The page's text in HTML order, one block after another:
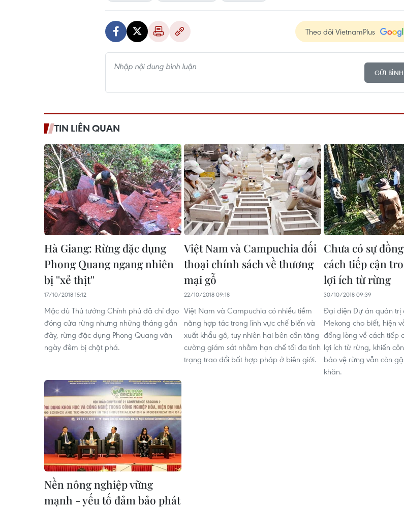
Theo dõi VietnamPlus
GỬI
TIN LIÊN QUAN
Hà Giang: Rừng đặc dụng
Phong Quang ngang nhiên
bị ''xẻ thịt''
17/10/2018 15:12
Mặc dù Thủ tướng Chính phủ đã chỉ đạo
đóng cửa rừng nhưng những tháng gần
đây, rừng đặc dụng Phong Quang vẫn
ngày đêm bị chặt phá.
Việt Nam và Campuchia đối
thoại chính sách về thương
mại gỗ
22/10/2018 09:18
Việt Nam và Campuchia có nhiều tiềm
năng hợp tác trong lĩnh vực chế biến và
xuất khẩu gỗ, tuy nhiên hai bên cần tăng
cường giám sát nhằm hạn chế tối đa tình
trạng trao đổi bất hợp pháp ở biên giới.
Chưa có sự
cách tiếp cận
lợi ích từ rừng
30/10/2018 09:39
Đại diện Dự án quản trị
Mekong cho biết, hiện
đồng lòng về cách tiếp
lợi ích từ rừng, khiến
bảo vệ rừng vẫn còn
khăn.
Nền nông nghiệp vững
mạnh - yếu tố đảm bảo phát